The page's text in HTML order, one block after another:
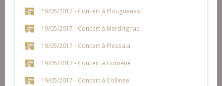
19/05/2017 - Concert à Plouguenast
19/05/2017 - Concert à Merdrignac
19/05/2017 - Concert à Plessala
19/05/2017 - Concert à Goméné
19/05/2017 - Concert à Collinée